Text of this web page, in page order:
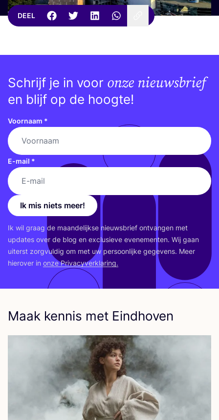
DEEL
Schrijf je in voor onze nieuwsbrief
en blijf op de hoogte!
Voornaam *
E-mail *
Ik mis niets meer!
Ik wil graag de maan­de­lijk­se nieuws­brief ont­van­gen met
upda­tes over de blog en exclu­sie­ve eve­ne­men­ten. Wij gaan
uiterst zorg­vul­dig om met uw per­soon­lij­ke gege­vens. Meer
hier­over in onze Pri­va­cy­ver­kla­ring.
Maak kennis met Eindhoven